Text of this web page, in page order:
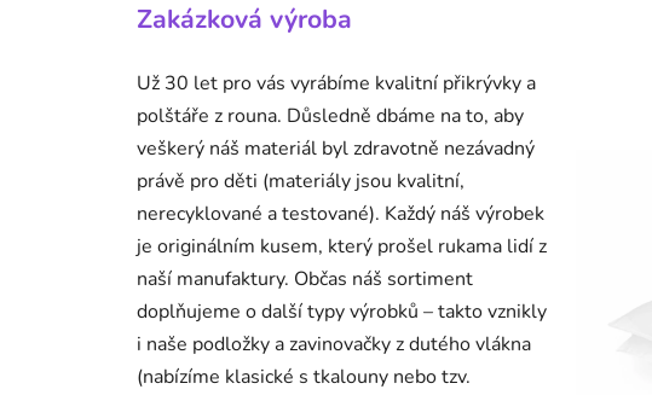
Zakázková výroba
Už 30 let pro vás vyrábíme kvalitní přikrývky a
polštáře z rouna. Důsledně dbáme na to, aby
veškerý náš materiál byl zdravotně nezávadný
právě pro děti (materiály jsou kvalitní,
nerecyklované a testované). Každý náš výrobek
je originálním kusem, který prošel rukama lidí z
naší manufaktury. Občas náš sortiment
doplňujeme o další typy výrobků – takto vznikly
i naše podložky a zavinovačky z dutého vlákna
(nabízíme klasické s tkalouny nebo tzv.